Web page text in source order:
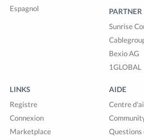
Espagnol
PARTNER
Sunrise
Bexio AG
1GLOBAL
LINKS
Registre
Connexion
Marketplace
AIDE
Centre
Questions